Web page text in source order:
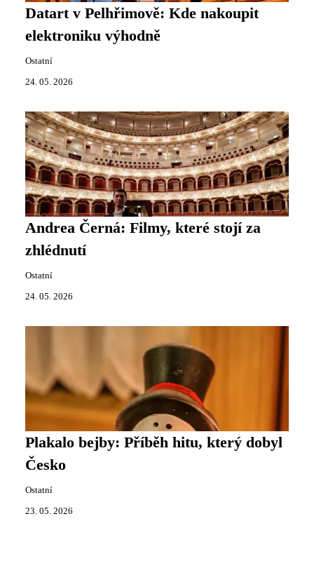
Datart v Pelhřimově: Kde nakoupit
elektroniku výhodně
Ostatní
24. 05. 2026
Andrea Černá: Filmy, které stojí za
zhlédnutí
Ostatní
24. 05. 2026
Plakalo bejby: Příběh hitu, který dobyl
Česko
Ostatní
23. 05. 2026